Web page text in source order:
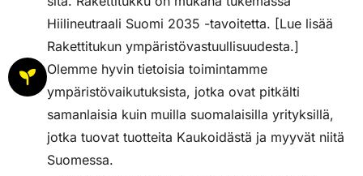
Hiilineutraali Suomi 2035 -tavoitetta. [Lue lisää
Rakettitukun ympäristövastuullisuudesta.]
Olemme hyvin tietoisia toimintamme
ympäristövaikutuksista, jotka ovat pitkälti
samanlaisia kuin muilla suomalaisilla yrityksillä,
jotka tuovat tuotteita Kaukoidästä ja myyvät niitä
Suomessa.